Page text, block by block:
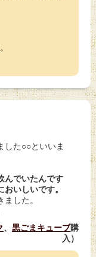
した○○といいま
んでいたんです
いしいです。
した。
、 黒ごまキューブ購
入）